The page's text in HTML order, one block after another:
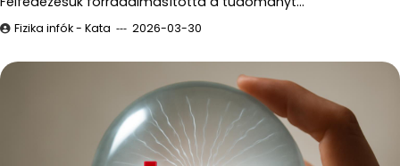
Fizika infók - Kata 2026-03-30